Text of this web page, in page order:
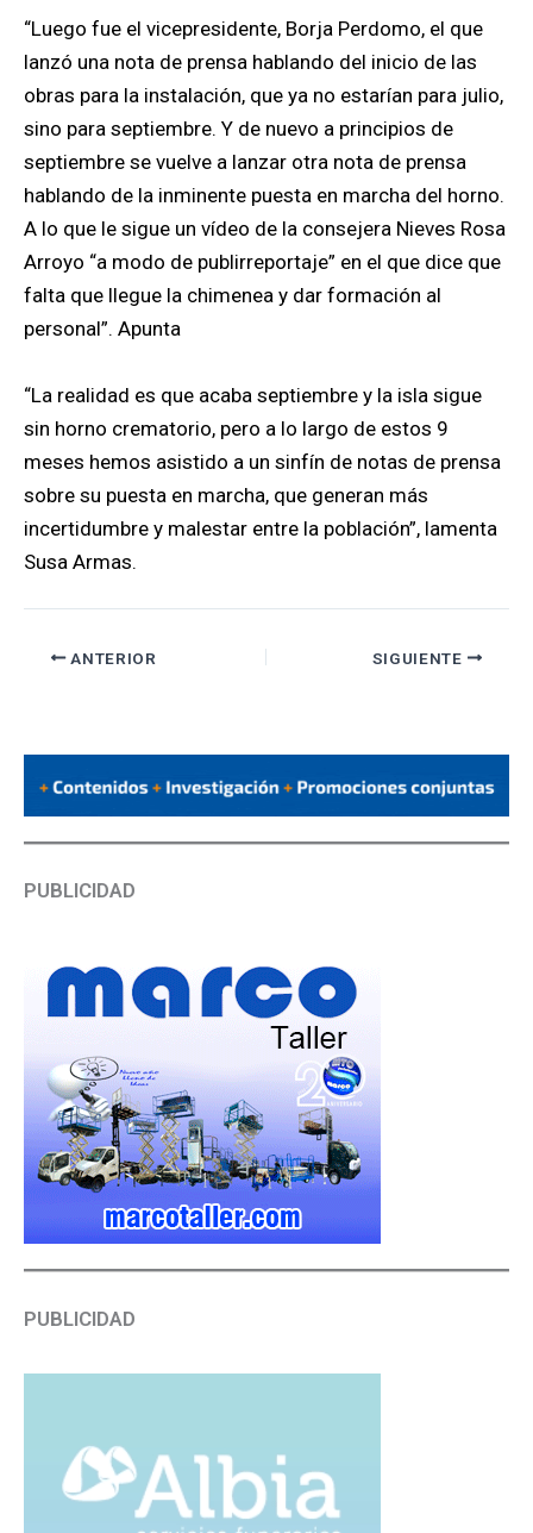
“Luego fue el vicepresidente, Borja Perdomo, el que
lanzó una nota de prensa hablando del inicio de las
obras para la instalación, que ya no estarían para julio,
sino para septiembre. Y de nuevo a principios de
septiembre se vuelve a lanzar otra nota de prensa
hablando de la inminente puesta en marcha del horno.
A lo que le sigue un vídeo de la consejera Nieves Rosa
Arroyo “a modo de publirreportaje” en el que dice que
falta que llegue la chimenea y dar formación al
personal”. Apunta
“La realidad es que acaba septiembre y la isla sigue
sin horno crematorio, pero a lo largo de estos 9
meses hemos asistido a un sinfín de notas de prensa
sobre su puesta en marcha, que generan más
incertidumbre y malestar entre la población”, lamenta
Susa Armas.
ANTERIOR SIGUIENTE
PUBLICIDAD
PUBLICIDAD